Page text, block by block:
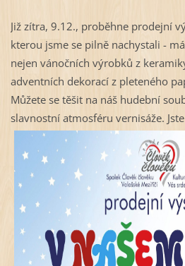
Již zítra, 9.12., proběhne prodejní
kterou jsme se pilně nachystali -
nejen vánočních výrobků z
adventních dekorací z pleteného
Můžete se těšit na náš hudební
slavnostní atmosféru vernisáže.